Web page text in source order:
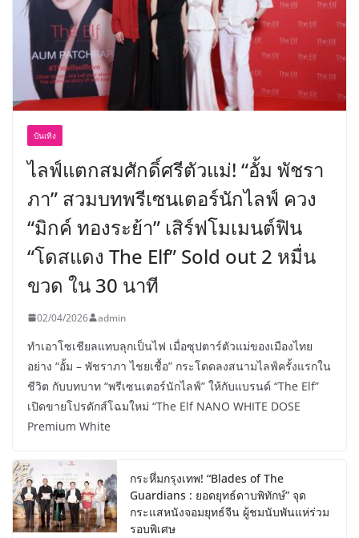
บันเทิง
ไลฟ์แตกสมศักดิ์ศรีตัวแม่! “อั้ม พัชรา
ภา” สวมบทพรีเซนเตอร์นักไลฟ์ ควง
“มิกค์ ทองระย้า” เสิร์ฟโมเมนต์ฟิน
“โดสแดง The Elf” Sold out 2 หมื่น
ขวด ใน 30 นาที
02/04/2026 admin
ทำเอาโซเชียลแทบลุกเป็นไฟ เมื่อซุปตาร์ตัวแม่ของเมืองไทย
อย่าง “อั้ม – พัชราภา ไชยเชื้อ” กระโดดลงสนามไลฟ์ครั้งแรกใน
ชีวิต กับบทบาท “พรีเซนเตอร์นักไลฟ์” ให้กับแบรนด์ “The Elf”
เปิดขายโปรดักส์โฉมใหม่ “The Elf NANO WHITE DOSE
Premium White
กระหึ่มกรุงเทพ! “Blades of The
Guardians : ยอดยุทธ์ดาบพิทักษ์” จุด
กระแสหนังจอมยุทธ์จีน ผู้ชมนับพันแห่ร่วม
รอบพิเศษ